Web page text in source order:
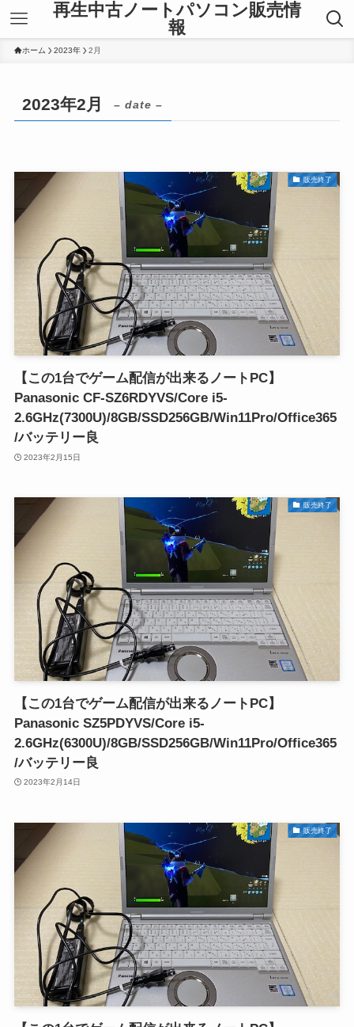
再生中古ノートパソコン販売情
報
ホーム 2023年 2月
2023年2月 – date –
販売終了
【この1台でゲーム配信が出来るノートPC】
Panasonic CF-SZ6RDYVS/Core i5-
2.6GHz(7300U)/8GB/SSD256GB/Win11Pro/Office365
/バッテリー良
2023年2月15日
販売終了
【この1台でゲーム配信が出来るノートPC】
Panasonic SZ5PDYVS/Core i5-
2.6GHz(6300U)/8GB/SSD256GB/Win11Pro/Office365
/バッテリー良
2023年2月14日
販売終了